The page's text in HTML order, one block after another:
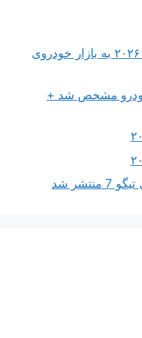
ورود تویوتا کرولا کراس هایبرید ۲۰۲۶ به بازار خودروی
مشخص شد +
شد